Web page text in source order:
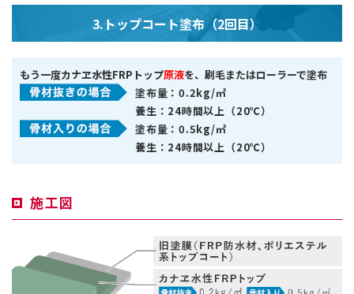
3.トップコート塗布（2回目）
もう一度カナヱ水性FRPトップ原液を、刷毛またはローラーで塗布
塗布量：0.2kg/㎡
養生： 24時間以上（20℃）
塗布量：0.5kg/㎡
養生： 24時間以上（20℃）
施工図